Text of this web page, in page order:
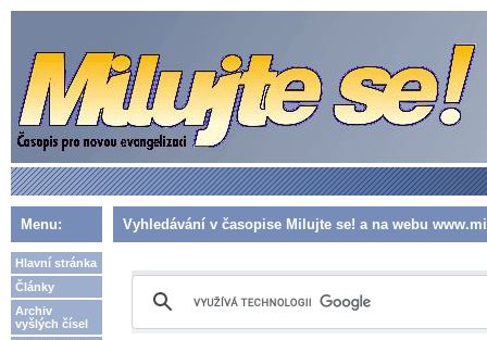
Menu:
Hlavní stránka
Články
Archiv
vyšlých čísel
Vyhledávání v časopise Milujte se! a na webu